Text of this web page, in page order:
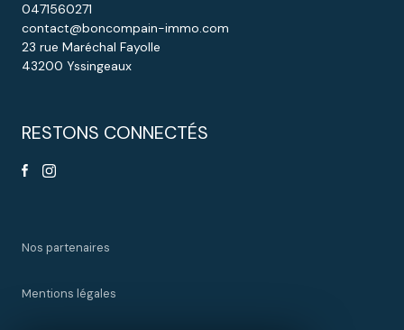
0471560271
contact@boncompain-immo.com
23 rue Maréchal Fayolle
43200 Yssingeaux
RESTONS CONNECTÉS
Nos partenaires
Mentions légales